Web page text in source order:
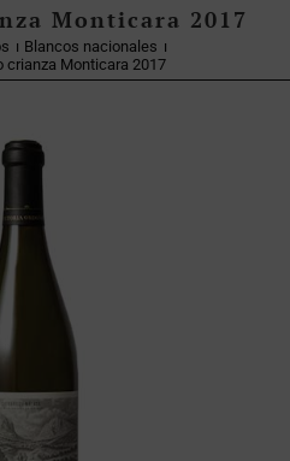
Monticara 2017
Blancos nacionales
crianza Monticara 2017